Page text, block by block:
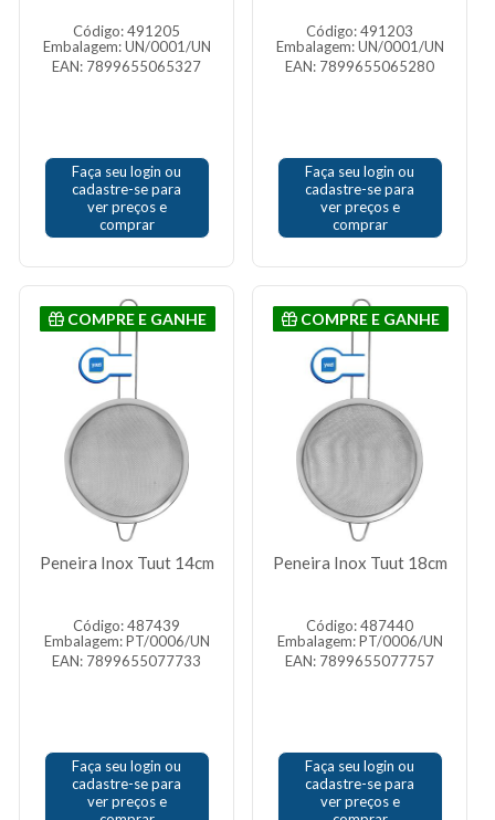
Código: 491205
Embalagem: UN/0001/UN
EAN: 7899655065327
Faça seu login ou
cadastre-se para
ver preços e
comprar
Código: 491203
Embalagem: UN/0001/UN
EAN: 7899655065280
Faça seu login ou
cadastre-se para
ver preços e
comprar
COMPRE E GANHE
Peneira Inox Tuut 14cm
Código: 487439
Embalagem: PT/0006/UN
EAN: 7899655077733
Faça seu login ou
cadastre-se para
ver preços e
COMPRE E GANHE
Peneira Inox Tuut 18cm
Código: 487440
Embalagem: PT/0006/UN
EAN: 7899655077757
Faça seu login ou
cadastre-se para
ver preços e